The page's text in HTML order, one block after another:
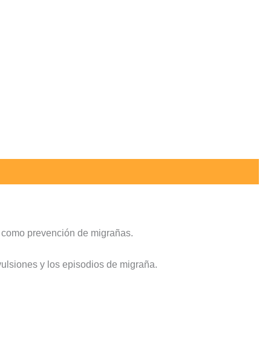
prevención de migrañas.
y los episodios de migraña.